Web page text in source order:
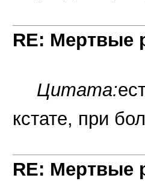
RE: Мертвые
Цитата:
кстате, при
RE: Мертвые